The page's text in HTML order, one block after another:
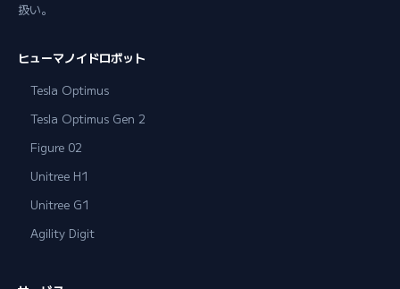
扱い。
ヒューマノイドロボット
Tesla Optimus
Tesla Optimus Gen 2
Figure 02
Unitree H1
Unitree G1
Agility Digit